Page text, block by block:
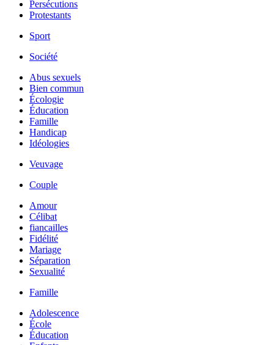
Persécutions
Protestants
Sport
Société
Abus sexuels
Bien commun
Écologie
Éducation
Famille
Handicap
Idéologies
Veuvage
Couple
Amour
Célibat
fiancailles
Fidélité
Mariage
Séparation
Sexualité
Famille
Adolescence
École
Éducation